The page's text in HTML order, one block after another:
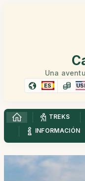
Una
ES
TREKS
INFORMACIÓN